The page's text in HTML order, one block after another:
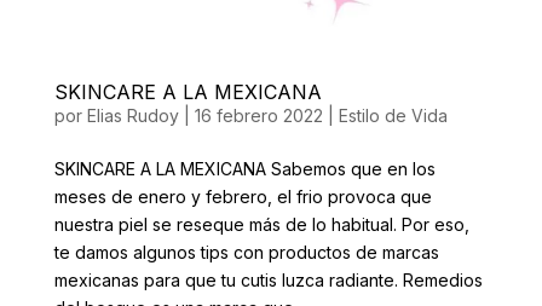
SKINCARE A LA MEXICANA
por Elias Rudoy| 16 febrero 2022 Estilo de Vida
SKINCARE A LA MEXICANA Sabemos que en los
meses de enero y febrero, el frio provoca que
nuestra piel se reseque más de lo habitual. Por eso,
te damos algunos tips con productos de marcas
mexicanas para que tu cutis luzca radiante. Remedios